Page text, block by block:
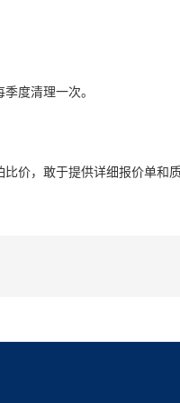
度清理一次。
价，敢于提供详细报价单和